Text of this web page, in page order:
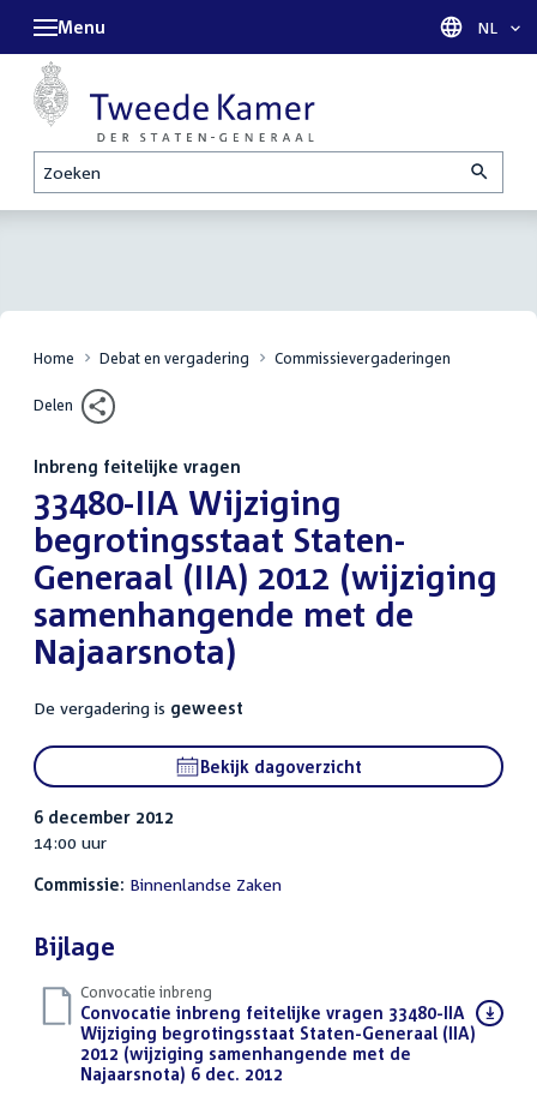
Zoeken
Menu Taal
NL
Home Debat en vergadering Commissievergaderingen
Delen
Inbreng feitelijke vragen
:33480-IIA Wijziging
begrotingsstaat Staten-
Generaal (IIA) 2012 (wijziging
samenhangende met de
Najaarsnota)
De vergadering is geweest
Bekijk dagoverzicht
6 december 2012
14:00 uur
Commissie: Binnenlandse Zaken
Bijlage
Convocatie inbreng
Download
bestand:
Convocatie inbreng feitelijke vragen 33480-IIA
Wijziging begrotingsstaat Staten-Generaal (IIA)
2012 (wijziging samenhangende met de
Najaarsnota) 6 dec. 2012